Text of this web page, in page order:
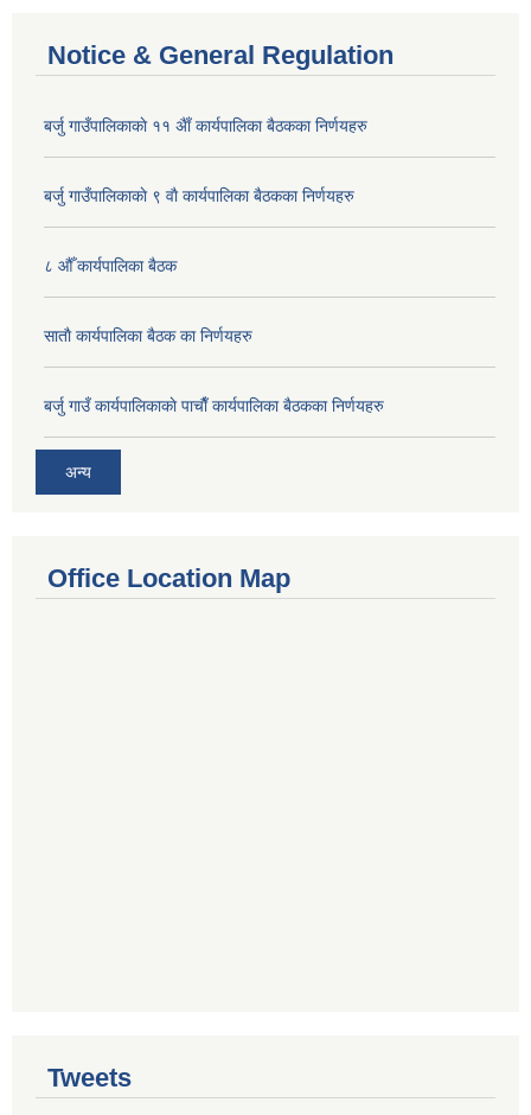
Notice & General Regulation
बर्जु गाउँपालिकाकाे ११ अैाँ कार्यपालिका बैठकका निर्णयहरु
बर्जु गाउँपालिकाकाे ९ वाै‌ कार्यपालिका बैठकका निर्णयहरु
८ औँ कार्यपालिका बैठक
साताै‌ कार्यपालिका बैठक का निर्णयहरु
बर्जु गाउँ कार्यपालिकाकाे पाचाै‌ँ कार्यपालिका बैठकका निर्णयहरु
अन्य
Office Location Map
Tweets